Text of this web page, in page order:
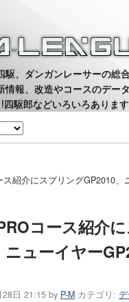
駆、ダンガンレーサーの総
情報、改造やコースのデー
駆郎などいろいろあります
ス紹介にスプリングGP2010、
コース紹介
ニューイヤー
28日 21:15 by P-M カテゴリ: